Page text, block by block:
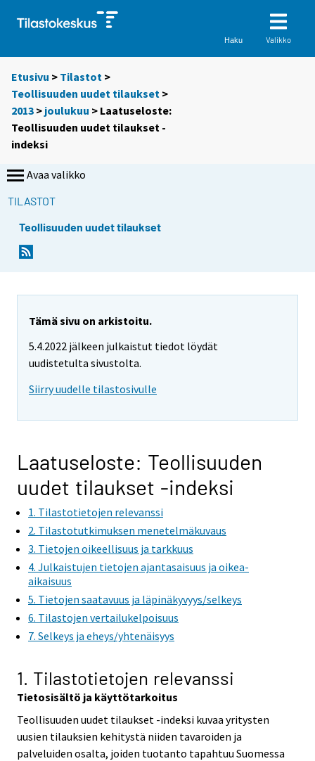
Haku Valikko
Etusivu > Tilastot >
Teollisuuden uudet tilaukset >
2013 > joulukuu > Laatuseloste:
Teollisuuden uudet tilaukset -
indeksi
Avaa valikko
TILASTOT
Teollisuuden uudet tilaukset
Tämä sivu on arkistoitu.
5.4.2022 jälkeen julkaistut tiedot löydät
uudistetulta sivustolta.
Siirry uudelle tilastosivulle
Laatuseloste: Teollisuuden
uudet tilaukset -indeksi
1. Tilastotietojen relevanssi
2. Tilastotutkimuksen menetelmäkuvaus
3. Tietojen oikeellisuus ja tarkkuus
4. Julkaistujen tietojen ajantasaisuus ja oikea-
aikaisuus
5. Tietojen saatavuus ja läpinäkyvyys/selkeys
6. Tilastojen vertailukelpoisuus
7. Selkeys ja eheys/yhtenäisyys
1. Tilastotietojen relevanssi
Tietosisältö ja käyttötarkoitus
Teollisuuden uudet tilaukset -indeksi kuvaa yritysten
uusien tilauksien kehitystä niiden tavaroiden ja
palveluiden osalta, joiden tuotanto tapahtuu Suomessa